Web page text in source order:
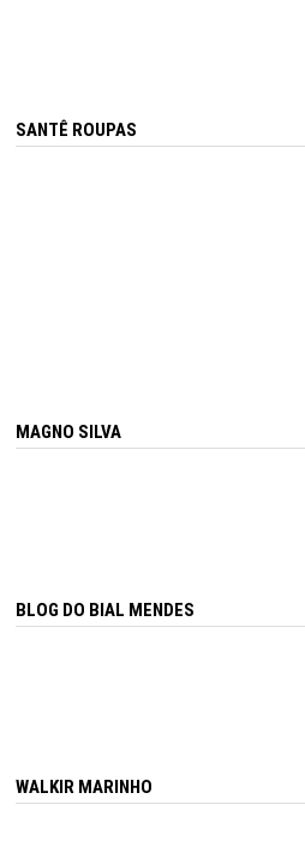
SANTÊ ROUPAS
MAGNO SILVA
BLOG DO BIAL MENDES
WALKIR MARINHO